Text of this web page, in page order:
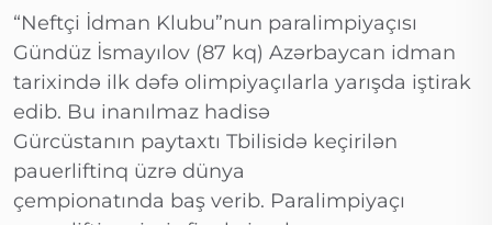
“Neftçi İdman Klubu”nun paralimpiyaçısı
Gündüz İsmayılov (87 kq) Azərbaycan idman
tarixində ilk dəfə olimpiyaçılarla yarışda iştirak
edib. Bu inanılmaz hadisə
Gürcüstanın paytaxtı Tbilisidə keçirilən
pauerliftinq üzrə dünya
çempionatında baş verib. Paralimpiyaçı